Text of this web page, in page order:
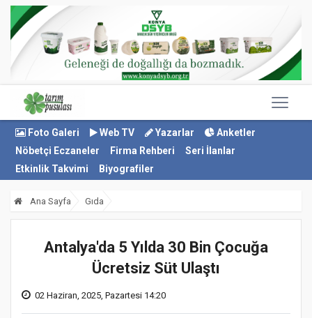
Foto Galeri Web TV Yazarlar
Anketler
Nöbetçi Eczaneler
Firma Rehberi
Seri İlanlar
Etkinlik Takvimi
Biyografiler
Ana Sayfa Gıda
Antalya'da 5 Yılda 30 Bin Çocuğa
Ücretsiz Süt Ulaştı
02 Haziran, 2025, Pazartesi 14:20